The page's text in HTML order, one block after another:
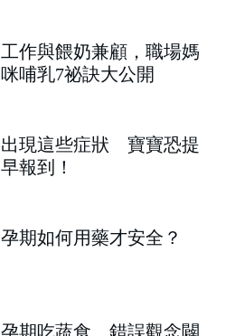
工作與餵奶兼顧，職場媽
咪哺乳7祕訣大公開
出現這些症狀 寶寶恐提
早報到！
孕期如何用藥才安全？
孕期吃蔬食 錯誤觀念闢